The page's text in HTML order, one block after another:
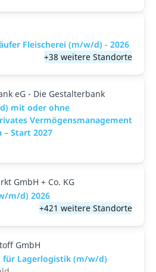
Fleischerei (m/w/d) - 2026
+38 weitere Standorte
eG - Die Gestalterbank
mit oder ohne
Vermögensmanagement
– Start 2027
GmbH + Co. KG
m/d) 2026
+421 weitere Standorte
GmbH
für Lagerlogistik (m/w/d)